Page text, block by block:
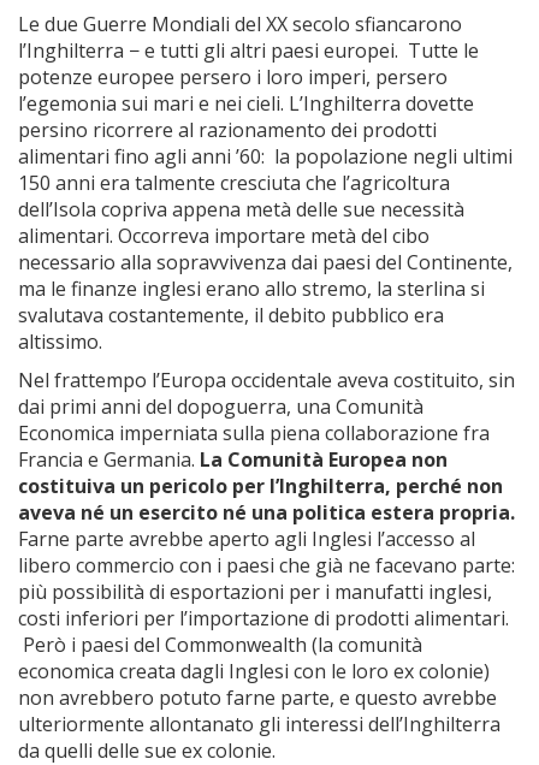
Le due Guerre Mondiali del XX secolo sfiancarono
l’Inghilterra − e tutti gli altri paesi europei. Tutte le
potenze europee persero i loro imperi, persero
l’egemonia sui mari e nei cieli. L’Inghilterra dovette
persino ricorrere al razionamento dei prodotti
alimentari fino agli anni ’60: la popolazione negli ultimi
150 anni era talmente cresciuta che l’agricoltura
dell’Isola copriva appena metà delle sue necessità
alimentari. Occorreva importare metà del cibo
necessario alla sopravvivenza dai paesi del Continente,
ma le finanze inglesi erano allo stremo, la sterlina si
svalutava costantemente, il debito pubblico era
altissimo.
Nel frattempo l’Europa occidentale aveva costituito, sin
dai primi anni del dopoguerra, una Comunità
Economica imperniata sulla piena collaborazione fra
Francia e Germania. La Comunità Europea non
costituiva un pericolo per l’Inghilterra, perché non
aveva né un esercito né una politica estera propria.
Farne parte avrebbe aperto agli Inglesi l’accesso al
libero commercio con i paesi che già ne facevano parte:
più possibilità di esportazioni per i manufatti inglesi,
costi inferiori per l’importazione di prodotti alimentari.
Però i paesi del Commonwealth (la comunità
economica creata dagli Inglesi con le loro ex colonie)
non avrebbero potuto farne parte, e questo avrebbe
ulteriormente allontanato gli interessi dell’Inghilterra
da quelli delle sue ex colonie.